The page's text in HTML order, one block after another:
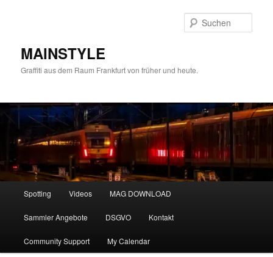
MAINSTYLE
Graffiti aus dem Raum Frankfurt von früher und heute.
Spotting Videos MAG DOWNLOAD
Sammler Angebote DSGVO Kontakt
Community Support My Calendar